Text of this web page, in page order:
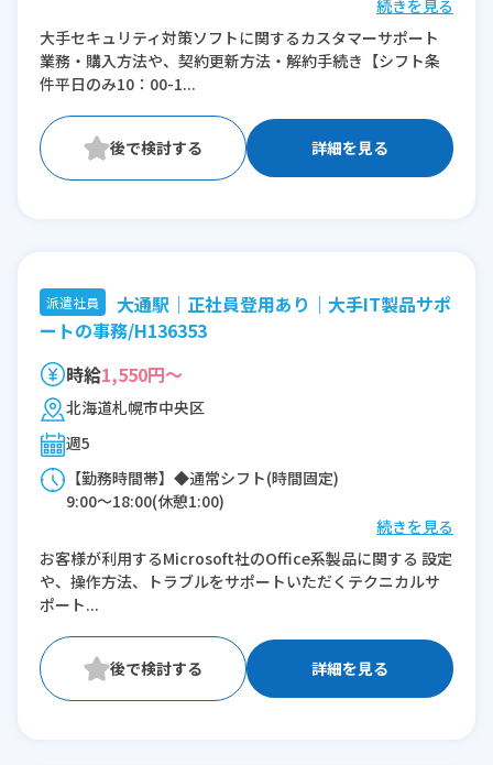
※残業：5〜10時間程度/月
続きを見る
大手セキュリティ対策ソフトに関するカスタマーサポート
業務・購入方法や、契約更新方法・解約手続き【シフト条
件平日のみ10：00-1...
詳細を見る
派遣社員
大通駅｜正社員登用あり｜大手IT製品サポ
ートの事務/H136353
時給1,550円～
北海道札幌市中央区
週5
【勤務時間帯】◆通常シフト(時間固定)
9:00〜18:00(休憩1:00)
※残業：10〜20時間程度/月
続きを見る
お客様が利用するMicrosoft社のOffice系製品に関する 設定
や、操作方法、トラブルをサポートいただくテクニカルサ
ポート...
詳細を見る